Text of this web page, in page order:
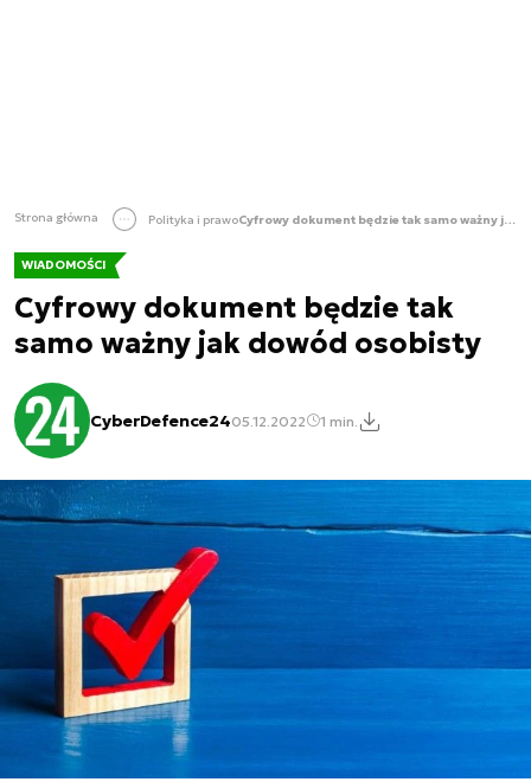
Strona główna Polityka i prawo Cyfrowy dokument będzie tak samo ważny jak dowód osobisty
WIADOMOŚCI
Cyfrowy dokument będzie tak
samo ważny jak dowód osobisty
CyberDefence2405.12.2022 1 min.